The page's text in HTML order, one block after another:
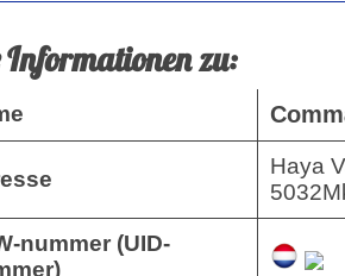
zu:
Haya
nummer (UID-